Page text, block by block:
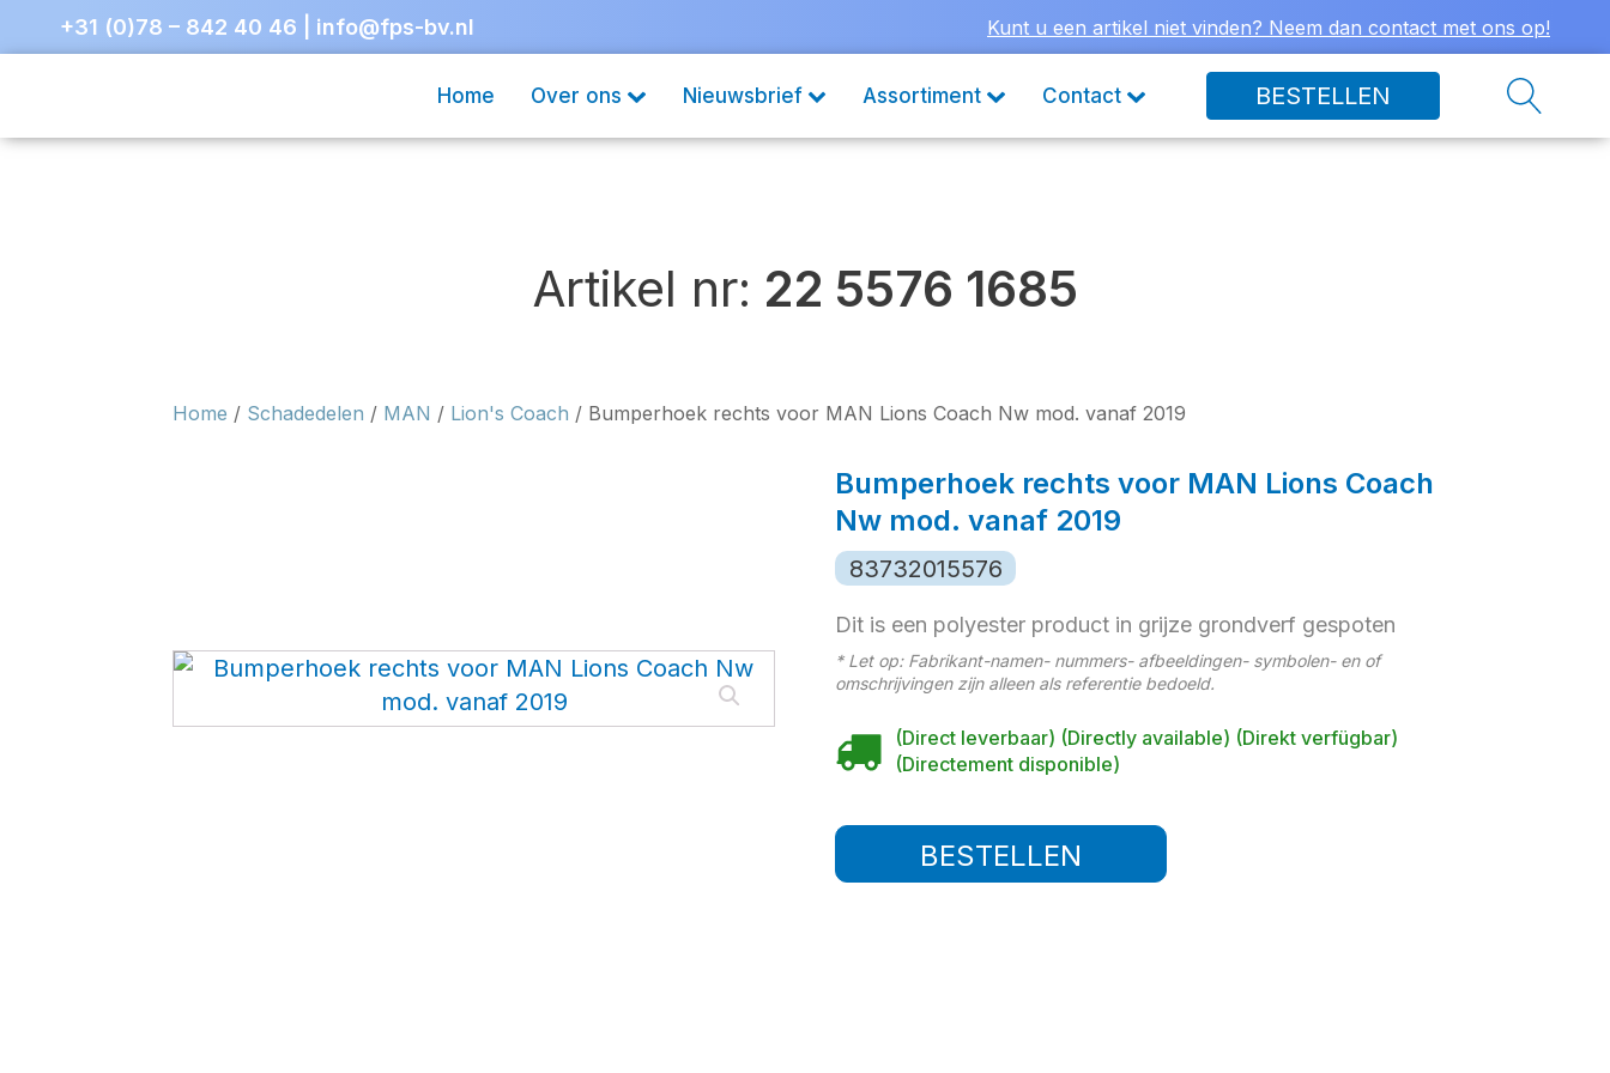
+31 (0)78 – 842 40 46 info@fps-bv.nl Kunt u een artikel niet vinden? Neem dan contact met ons op!
Home Over ons Nieuwsbrief Assortiment Contact BESTELLEN
Artikel nr: 22 5576 1685
Home / Schadedelen / MAN / Lion's Coach / Bumperhoek rechts voor MAN Lions Coach Nw mod. vanaf 2019
Bumperhoek rechts voor MAN Lions Coach
Nw mod. vanaf 2019
83732015576
Dit is een polyester product in grijze grondverf gespoten
* Let op: Fabrikant-namen- nummers- afbeeldingen- symbolen- en of
omschrijvingen zijn alleen als referentie bedoeld.
(Direct leverbaar) (Directly available) (Direkt verfügbar)
(Directement disponible)
BESTELLEN